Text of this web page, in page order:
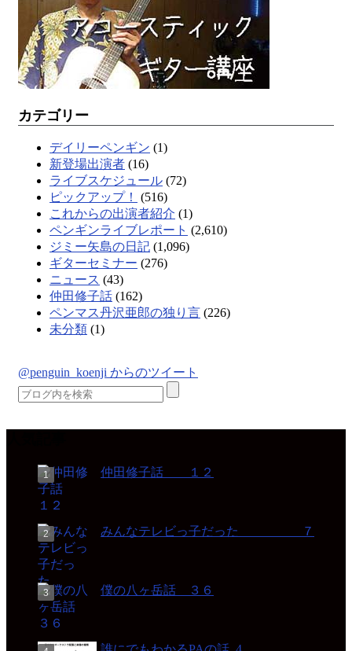
カテゴリー
デイリーペンギン (1)
新登場出演者 (16)
ライブスケジュール (72)
ピックアップ！
(516)
これからの出演者紹介 (1)
ペンギンライブレポート (2,610)
ジミー矢島の日記 (1,096)
ギターセミナー (276)
ニュース (43)
仲田修子話 (162)
ペンマス丹沢亜郎の独り言 (226)
未分類 (1)
@penguin_koenji からのツイート
仲田修子話 １２
みんなテレビっ子だった ７
僕の八ヶ岳話 ３６